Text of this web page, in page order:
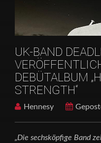
UK-BAND
DEBÜTALBUM
STRENGTH“
Hennesy
„Die sechsköpfige Band